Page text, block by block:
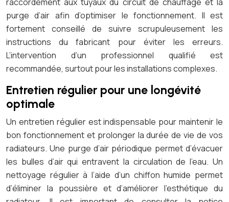
purge d’air afin d’optimiser le fonctionnement. Il est
fortement conseillé de suivre scrupuleusement les
instructions du fabricant pour éviter les erreurs.
L’intervention d’un professionnel qualifié est
recommandée, surtout pour les installations complexes.
Entretien régulier pour une longévité
optimale
Un entretien régulier est indispensable pour maintenir le
bon fonctionnement et prolonger la durée de vie de vos
radiateurs. Une purge d’air périodique permet d’évacuer
les bulles d’air qui entravent la circulation de l’eau. Un
nettoyage régulier à l’aide d’un chiffon humide permet
d’éliminer la poussière et d’améliorer l’esthétique du